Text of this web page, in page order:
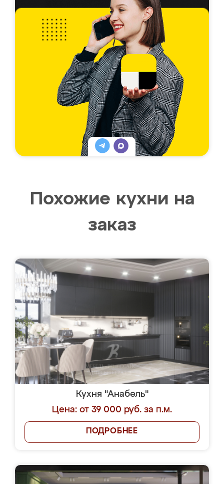
Похожие кухни на
заказ
Кухня "Анабель"
Цена: от 39 000 руб. за п.м.
ПОДРОБНЕЕ